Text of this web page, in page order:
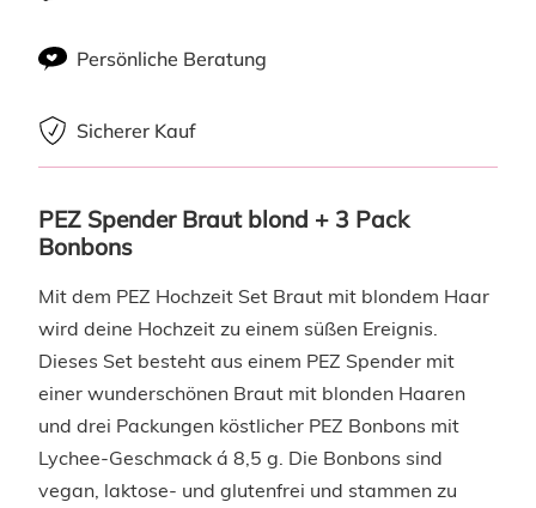
Persönliche Beratung
Sicherer Kauf
PEZ Spender Braut blond + 3 Pack
Bonbons
Mit dem PEZ Hochzeit Set Braut mit blondem Haar
wird deine Hochzeit zu einem süßen Ereignis.
Dieses Set besteht aus einem PEZ Spender mit
einer wunderschönen Braut mit blonden Haaren
und drei Packungen köstlicher PEZ Bonbons mit
Lychee-Geschmack á 8,5 g. Die Bonbons sind
vegan, laktose- und glutenfrei und stammen zu